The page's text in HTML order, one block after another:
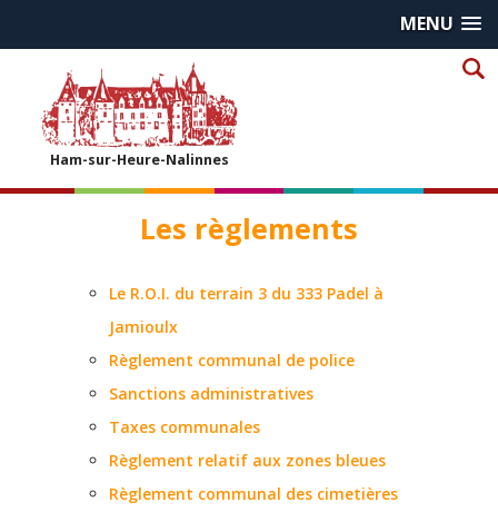
MENU
Ham-sur-Heure-Nalinnes
Les règlements
Le R.O.I. du terrain 3 du 333 Padel à
Jamioulx
Règlement communal de police
Sanctions administratives
Taxes communales
Règlement relatif aux zones bleues
Règlement communal des cimetières